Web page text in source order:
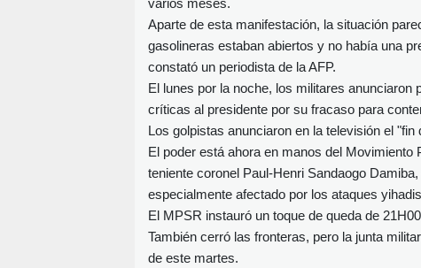
Aparte de esta manifestación, la situación
gasolineras estaban abiertos y no había una
constató un periodista de la AFP.
El lunes por la noche, los militares anunciaron
críticas al presidente por su fracaso para
Los golpistas anunciaron en la televisión el
El poder está ahora en manos del
teniente coronel Paul-Henri Sandaogo
especialmente afectado por los ataques
El MPSR instauró un toque de queda de
También cerró las fronteras, pero la junta
de este martes.